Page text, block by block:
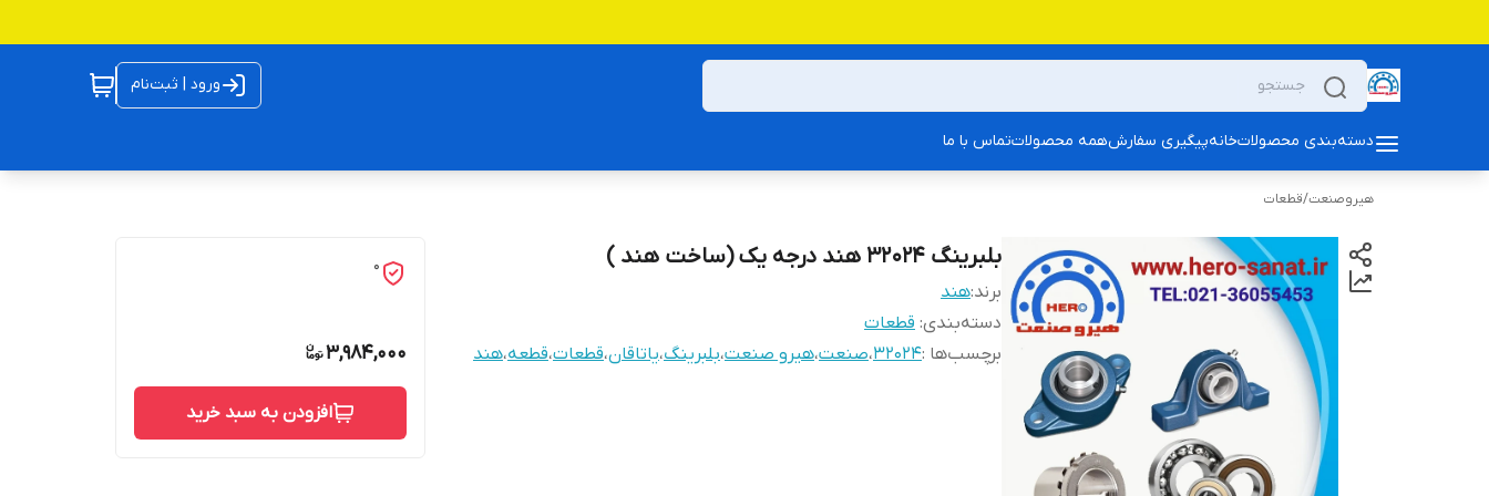
ورود | ثبت‌نام
دسته‌بندی محصولاتخانهپیگیری سفارشهمه محصولاتتماس با ما
هیروصنعت/قطعات
بلبرینگ 32024 هند درجه یک (ساخت هند )
برند:هند
دسته‌بندی: قطعات
برچسب‌ها :32024،صنعت،هیرو صنعت،بلبرینگ،یاتاقان،قطعات،قطعه،هند
0
3,984,000
افزودن به سبد خرید